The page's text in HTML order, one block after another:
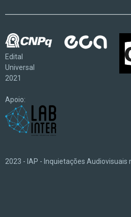
Edital
Universal
2021
Apoio:
2023 - IAP - Inquietações Audiovisuais